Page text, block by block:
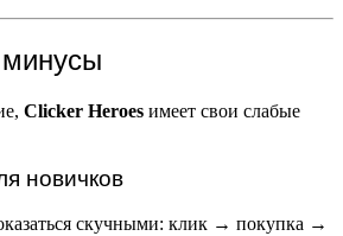
минусы
Clicker Heroes имеет свои слабые
новичков
скучными: клик → покупка →